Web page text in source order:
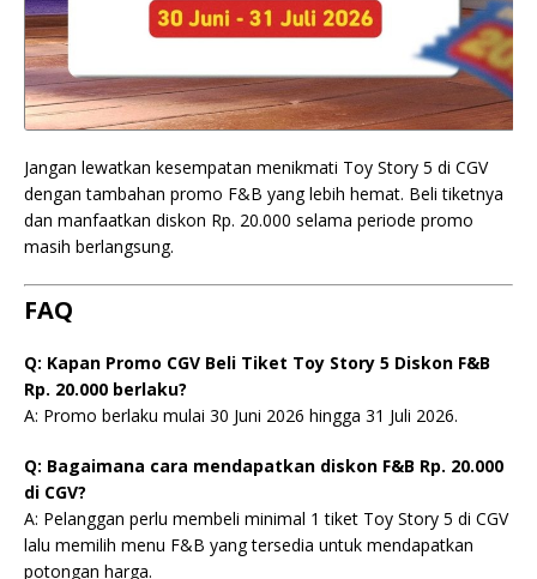
Jangan lewatkan kesempatan menikmati Toy Story 5 di CGV
dengan tambahan promo F&B yang lebih hemat. Beli tiketnya
dan manfaatkan diskon Rp. 20.000 selama periode promo
masih berlangsung.
FAQ
Q: Kapan Promo CGV Beli Tiket Toy Story 5 Diskon F&B
Rp. 20.000 berlaku?
A: Promo berlaku mulai 30 Juni 2026 hingga 31 Juli 2026.
Q: Bagaimana cara mendapatkan diskon F&B Rp. 20.000
di CGV?
A: Pelanggan perlu membeli minimal 1 tiket Toy Story 5 di CGV
lalu memilih menu F&B yang tersedia untuk mendapatkan
potongan harga.